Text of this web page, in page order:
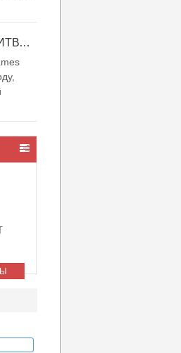
ESCAPE FROM TARKOV - БИТВА ЗА ТАРКОВ